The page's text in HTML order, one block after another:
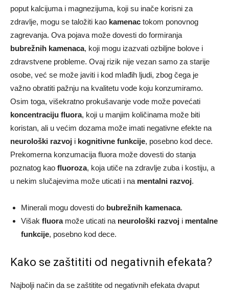
poput kalcijuma i magnezijuma, koji su inače korisni za
zdravlje, mogu se taložiti kao kamenac tokom ponovnog
zagrevanja. Ova pojava može dovesti do formiranja
bubrežnih kamenaca, koji mogu izazvati ozbiljne bolove i
zdravstvene probleme. Ovaj rizik nije vezan samo za starije
osobe, već se može javiti i kod mlađih ljudi, zbog čega je
važno obratiti pažnju na kvalitetu vode koju konzumiramo.
Osim toga, višekratno prokušavanje vode može povećati
koncentraciju fluora, koji u manjim količinama može biti
koristan, ali u većim dozama može imati negativne efekte na
neurološki razvoj i kognitivne funkcije, posebno kod dece.
Prekomerna konzumacija fluora može dovesti do stanja
poznatog kao fluoroza, koja utiče na zdravlje zuba i kostiju, a
u nekim slučajevima može uticati i na mentalni razvoj.
Minerali mogu dovesti do bubrežnih kamenaca.
Višak fluoramože uticati na neurološki razvoj i mentalne
funkcije, posebno kod dece.
Kako se zaštititi od negativnih efekata?
Najbolji način da se zaštitite od negativnih efekata dvaput